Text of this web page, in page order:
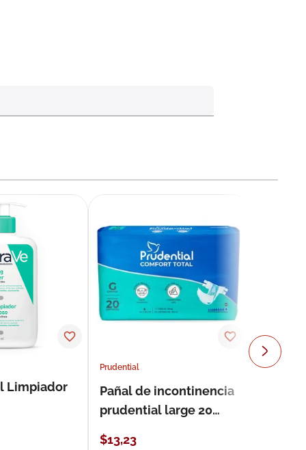
Limpiador
Prudential
Pañal de incontinencia
prudential large 20
$13,23